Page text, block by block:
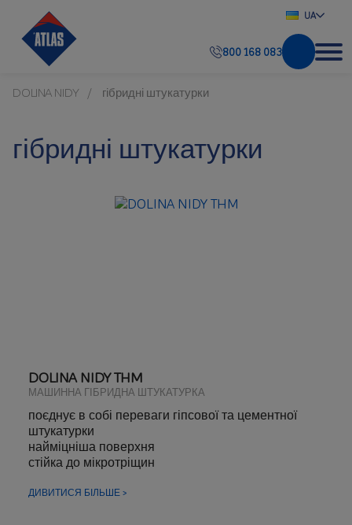
UA
800 168 083
DOLINA NIDY гібридні штукатурки
гібридні штукатурки
DOLINA NIDY THM
МАШИННА ГІБРИДНА ШТУКАТУРКА
поєднує в собі переваги гіпсової та цементної
штукатурки
найміцніша поверхня
стійка до мікротріщин
ДИВИТИСЯ БІЛЬШЕ >